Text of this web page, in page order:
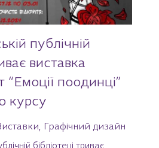
публічній
виставка
“Емоції поодинці”
курсу
Графічний дизайн
бібліотеці триває